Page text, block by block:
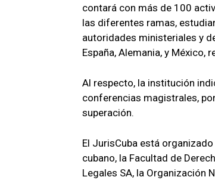
contará con más de 100
las diferentes ramas,
autoridades ministeriales y
España, Alemania, y México,
Al respecto, la institución
conferencias magistrales,
superación.
El JurisCuba está
cubano, la Facultad de
Legales SA, la Organización